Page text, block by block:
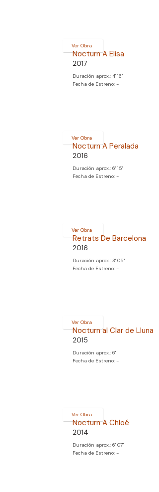
Ver Obra
Nocturn A Elisa
2017
Duración aprox.: 4' 16''
Fecha de Estreno: -
Ver Obra
Nocturn A Peralada
2016
Duración aprox.: 6' 15''
Fecha de Estreno: -
Ver Obra
Retrats De Barcelona
2016
Duración aprox.: 3' 05''
Fecha de Estreno: -
Ver Obra
Nocturn al Clar de Lluna
2015
Duración aprox.: 6'
Fecha de Estreno: -
Ver Obra
Nocturn A Chloé
2014
Duración aprox.: 6' 07''
Fecha de Estreno: -